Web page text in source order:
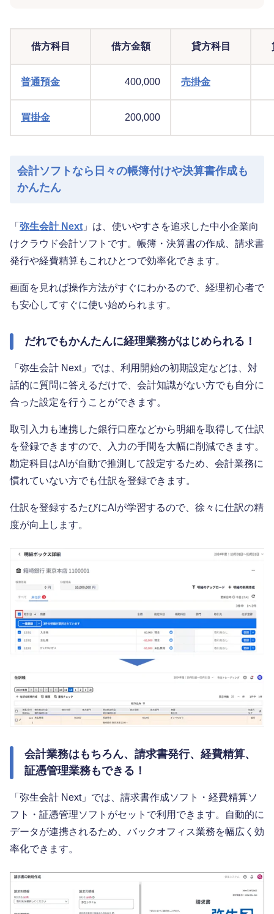
借方科目 借方金額 貸方科目
普通預金 400,000 売掛金
買掛金 200,000
会計ソフトなら日々の帳簿付けや決算書作成も
かんたん
「 弥生会計 Next 」は、使いやすさを追求した中小企業向
けクラウド会計ソフトです。帳簿・決算書の作成、請求書
発行や経費精算もこれひとつで効率化できます。
画面を見れば操作方法がすぐにわかるので、経理初心者で
も安心してすぐに使い始められます。
だれでもかんたんに経理業務がはじめられる！
「弥生会計 Next」では、利用開始の初期設定などは、対
話的に質問に答えるだけで、会計知識がない方でも自分に
合った設定を行うことができます。
取引入力も連携した銀行口座などから明細を取得して仕訳
を登録できますので、入力の手間を大幅に削減できます。
勘定科目はAIが自動で推測して設定するため、会計業務に
慣れていない方でも仕訳を登録できます。
仕訳を登録するたびにAIが学習するので、徐々に仕訳の精
度が向上します。
会計業務はもちろん、請求書発行、経費精算、
証憑管理業務もできる！
「弥生会計 Next」では、請求書作成ソフト・経費精算ソ
フト・証憑管理ソフトがセットで利用できます。自動的に
データが連携されるため、バックオフィス業務を幅広く効
率化できます。